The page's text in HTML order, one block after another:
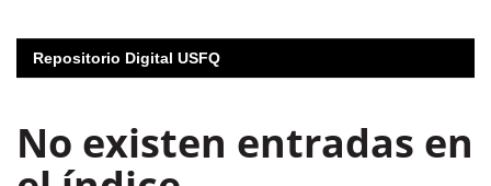
Repositorio Digital USFQ
No existen entradas en